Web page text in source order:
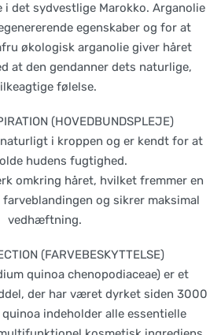
det sydvestlige Marokko. Arganolie
egenskaber og for at
økologisk arganolie giver håret
at den gendanner dets naturlige,
følelse.
(HOVEDBUNDSPLEJE)
i kroppen og er kendt for at
hudens fugtighed.
omkring håret, hvilket fremmer en
og sikrer maksimal
vedhæftning.
(FARVEBESKYTTELSE)
quinoa chenopodiaceae) er et
der har været dyrket siden 3000
indeholder alle essentielle